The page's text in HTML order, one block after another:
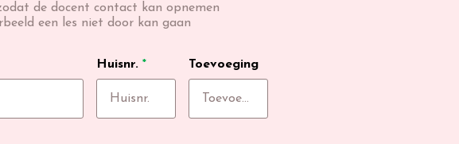
de docent contact kan opnemen
een les niet door kan gaan
Huisnr. * Toevoeging